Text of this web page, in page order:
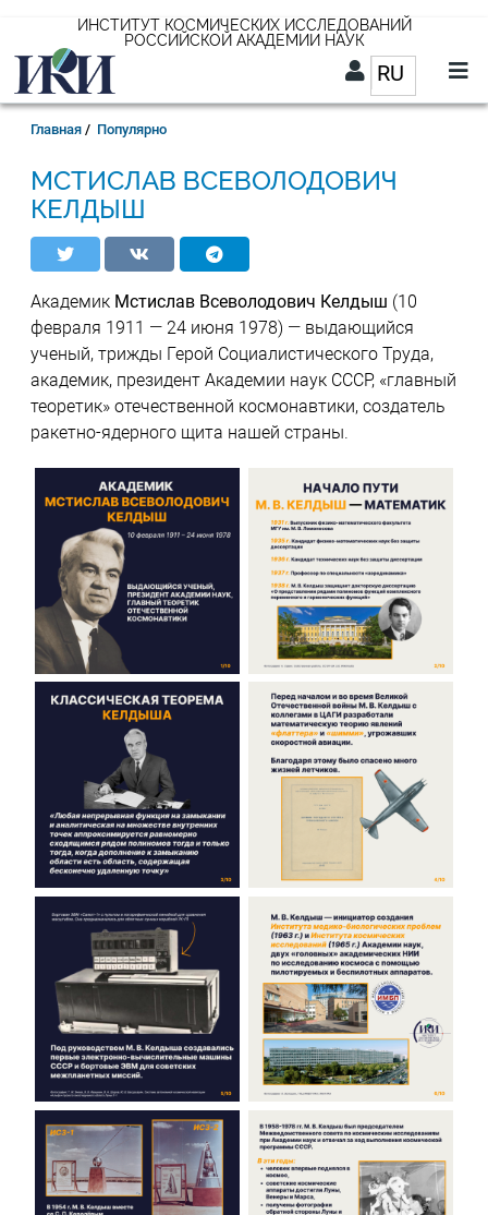
основному
содержанию
ИНСТИТУТ КОСМИЧЕСКИХ ИССЛЕДОВАНИЙ
РОССИЙСКОЙ АКАДЕМИИ НАУК
RUСписок
RU
Строка
навигации
Главная Популярно
МСТИСЛАВ ВСЕВОЛОДОВИЧ
КЕЛДЫШ
Академик Мстислав Всеволодович Келдыш (10
февраля 1911 — 24 июня 1978) — выдающийся
ученый, трижды Герой Социалистического Труда,
академик, президент Академии наук СССР, «главный
теоретик» отечественной космонавтики, создатель
ракетно-ядерного щита нашей страны.